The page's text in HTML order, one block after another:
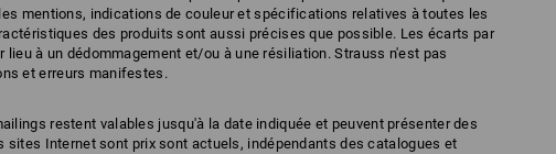
mentions, indications de couleur et spécifications relatives à toutes les
des produits sont aussi précises que possible. Les écarts par
lieu à un dédommagement et/ou à une résiliation. Strauss n'est pas
et erreurs manifestes.
restent valables jusqu'à la date indiquée et peuvent présenter des
Internet sont prix sont actuels, indépendants des catalogues et